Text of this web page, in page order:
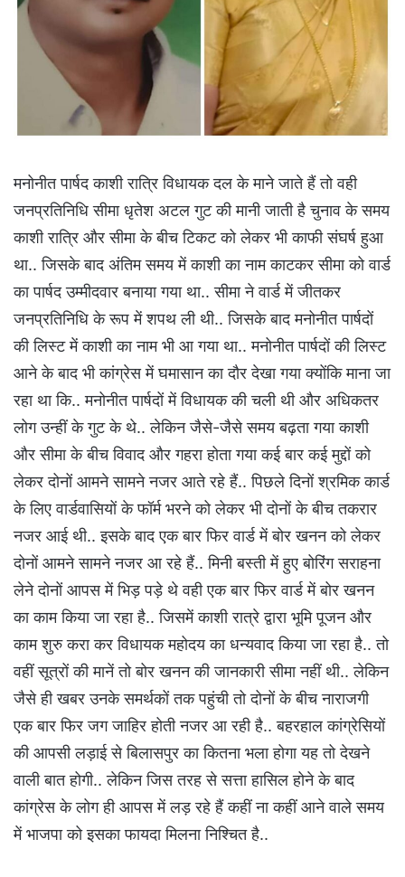
मनोनीत पार्षद काशी रात्रि विधायक दल के माने जाते हैं तो वही
जनप्रतिनिधि सीमा धृतेश अटल गुट की मानी जाती है चुनाव के समय
काशी रात्रि और सीमा के बीच टिकट को लेकर भी काफी संघर्ष हुआ
था.. जिसके बाद अंतिम समय में काशी का नाम काटकर सीमा को वार्ड
का पार्षद उम्मीदवार बनाया गया था.. सीमा ने वार्ड में जीतकर
जनप्रतिनिधि के रूप में शपथ ली थी.. जिसके बाद मनोनीत पार्षदों
की लिस्ट में काशी का नाम भी आ गया था.. मनोनीत पार्षदों की लिस्ट
आने के बाद भी कांग्रेस में घमासान का दौर देखा गया क्योंकि माना जा
रहा था कि.. मनोनीत पार्षदों में विधायक की चली थी और अधिकतर
लोग उन्हीं के गुट के थे.. लेकिन जैसे-जैसे समय बढ़ता गया काशी
और सीमा के बीच विवाद और गहरा होता गया कई बार कई मुद्दों को
लेकर दोनों आमने सामने नजर आते रहे हैं.. पिछले दिनों श्रमिक कार्ड
के लिए वार्डवासियों के फॉर्म भरने को लेकर भी दोनों के बीच तकरार
नजर आई थी.. इसके बाद एक बार फिर वार्ड में बोर खनन को लेकर
दोनों आमने सामने नजर आ रहे हैं.. मिनी बस्ती में हुए बोरिंग सराहना
लेने दोनों आपस में भिड़ पड़े थे वही एक बार फिर वार्ड में बोर खनन
का काम किया जा रहा है.. जिसमें काशी रात्रे द्वारा भूमि पूजन और
काम शुरु करा कर विधायक महोदय का धन्यवाद किया जा रहा है.. तो
वहीं सूत्रों की मानें तो बोर खनन की जानकारी सीमा नहीं थी.. लेकिन
जैसे ही खबर उनके समर्थकों तक पहुंची तो दोनों के बीच नाराजगी
एक बार फिर जग जाहिर होती नजर आ रही है.. बहरहाल कांग्रेसियों
की आपसी लड़ाई से बिलासपुर का कितना भला होगा यह तो देखने
वाली बात होगी.. लेकिन जिस तरह से सत्ता हासिल होने के बाद
कांग्रेस के लोग ही आपस में लड़ रहे हैं कहीं ना कहीं आने वाले समय
में भाजपा को इसका फायदा मिलना निश्चित है..